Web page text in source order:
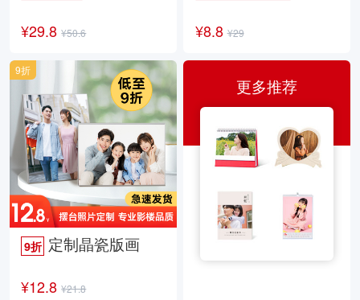
¥29.8 ¥50.6 ¥8.8 ¥29
9折 定制晶瓷版画
¥12.8 ¥21.8
9折
更多推荐